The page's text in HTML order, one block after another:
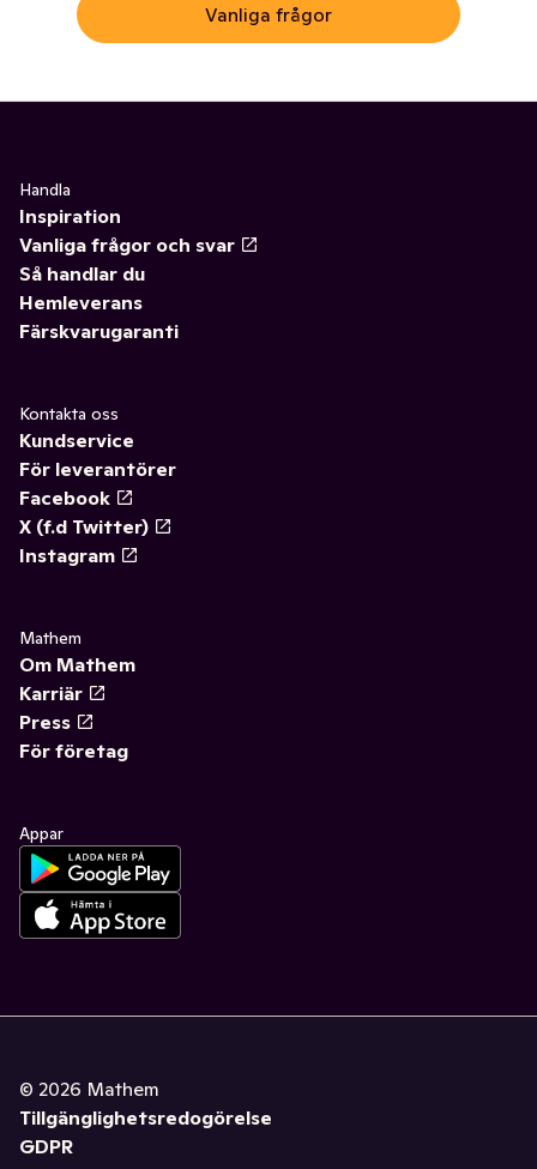
Vanliga frågor
Handla
Inspiration
Vanliga frågor och svar
Så handlar du
Hemleverans
Färskvarugaranti
Kontakta oss
Kundservice
För leverantörer
Facebook
X (f.d Twitter)
Instagram
Mathem
Om Mathem
Karriär
Press
För företag
Appar
© 2026 Mathem
Tillgänglighetsredogörelse
GDPR